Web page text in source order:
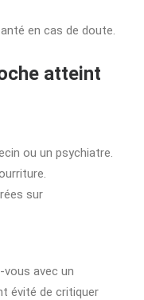
en cas de doute.
atteint
ou un psychiatre.
sur
avec un
évité de critiquer